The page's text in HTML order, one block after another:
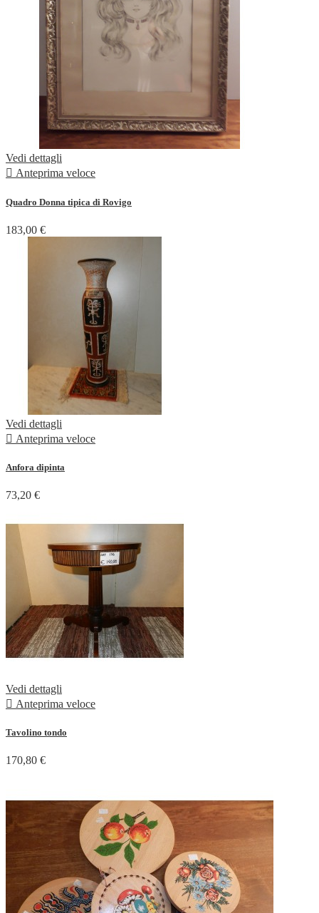
Vedi dettagli
 Anteprima veloce
Quadro Donna tipica di Rovigo
183,00 €
Vedi dettagli
 Anteprima veloce
Anfora dipinta
73,20 €
Vedi dettagli
 Anteprima veloce
Tavolino tondo
170,80 €